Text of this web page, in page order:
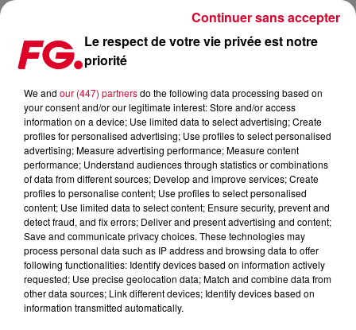
PODCASTS LES + RECENTS
Le respect de votre vie privée est notre
priorité
We and our (447) partnersdo the following data processing based on
your consent and/or our legitimate interest: Store and/or access
information on a device; Use limited data to select advertising; Create
profiles for personalised advertising; Use profiles to select personalised
advertising; Measure advertising performance; Measure content
performance; Understand audiences through statistics or combinations
of data from different sources; Develop and improve services; Create
profiles to personalise content; Use profiles to select personalised
content; Use limited data to select content; Ensure security, prevent and
detect fraud, and fix errors; Deliver and present advertising and content;
Save and communicate privacy choices. These technologies may
process personal data such as IP address and browsing data to offer
following functionalities: Identify devices based on information actively
requested; Use precise geolocation data; Match and combine data from
other data sources; Link different devices; Identify devices based on
information transmitted automatically.
Continuer sans accepter